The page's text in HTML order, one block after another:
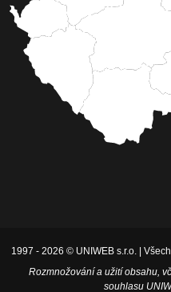
1997 - 2026 © UNIWEB s.r.o. |
Rozmnožování a užití obsahu,
souhlasu